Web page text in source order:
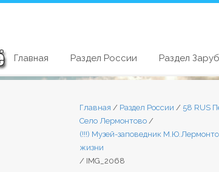
Главная Раздел России Раздел
Главная / Раздел России / 58 RUS
Село Лермонтово /
(!!!) Музей-заповедник
жизни
/ IMG_2068